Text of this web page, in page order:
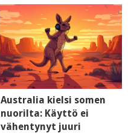
Australia kielsi somen
nuorilta: Käyttö ei
vähentynyt juuri